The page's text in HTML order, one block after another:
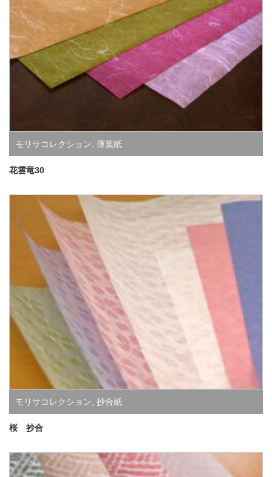
モリサコレクション, 薄葉紙
花雲竜30
モリサコレクション 抄合紙
桜 抄合